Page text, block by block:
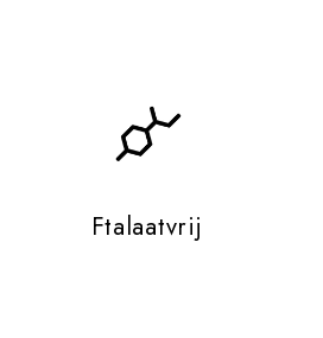
Ftalaatvrij